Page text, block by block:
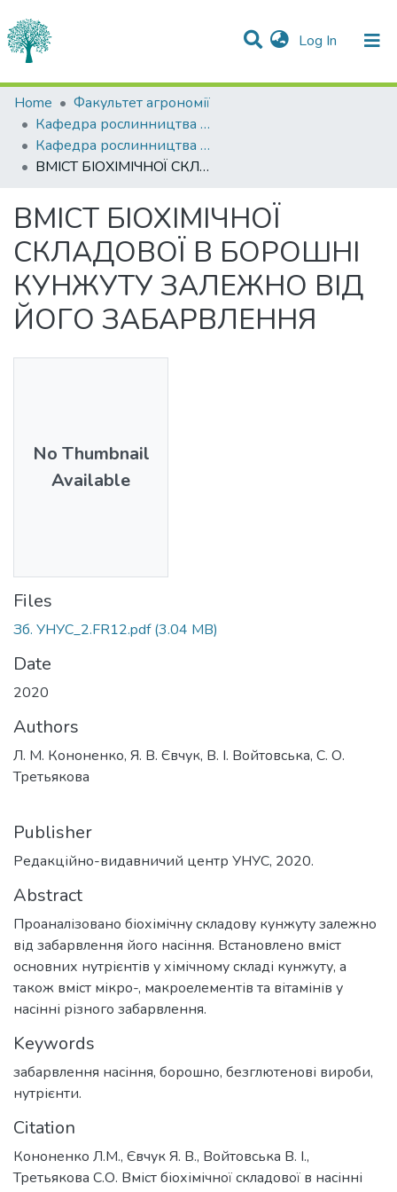
Log In (current)
Statistics
Communities & Collections
All of DSpace
Home
Факультет агрономії
Кафедра рослинництва імені О.І.Зінченка
Кафедра рослинництва імені О.І.Зінченка
ВМІСТ БІОХІМІЧНОЇ СКЛАДОВОЇ В БОРОШНІ КУНЖУТУ ЗАЛЕЖНО ВІД ЙОГО ЗАБАРВЛЕННЯ
ВМІСТ БІОХІМІЧНОЇ
СКЛАДОВОЇ В БОРОШНІ
КУНЖУТУ ЗАЛЕЖНО ВІД
ЙОГО ЗАБАРВЛЕННЯ
No Thumbnail
Available
Files
Зб. УНУС_2.FR12.pdf (3.04 MB)
Date
2020
Authors
Л. М. Кононенко, Я. В. Євчук, В. І. Войтовська, С. О.
Третьякова
Publisher
Редакційно-видавничий центр УНУС, 2020.
Abstract
Проаналізовано біохімічну складову кунжуту залежно
від забарвлення його насіння. Встановлено вміст
основних нутрієнтів у хімічному складі кунжуту, а
також вміст мікро-, макроелементів та вітамінів у
насінні різного забарвлення.
Keywords
забарвлення насіння, борошно, безглютенові вироби,
нутрієнти.
Citation
Кононенко Л.М., Євчук Я. В., Войтовська В. І.,
Третьякова С.О. Вміст біохімічної складової в насінні